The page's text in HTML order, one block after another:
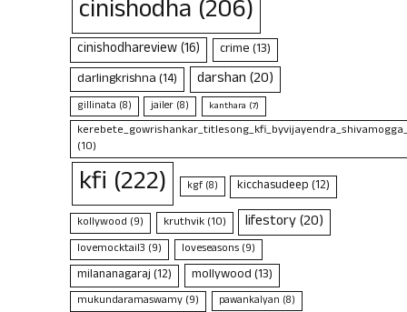
cinishodha (206)
cinishodhareview(16) crime(13)
darlingkrishna(14) darshan(20)
gillinata (8) jailer (8) kanthara (7)
(10)
kfi (222) kgf(8) kicchasudeep(12)
kollywood (9) kruthvik(10) lifestory(20)
lovemocktail3 (9) loveseasons(9)
milananagaraj(12) mollywood(13)
mukundaramaswamy (9) pawankalyan (8)